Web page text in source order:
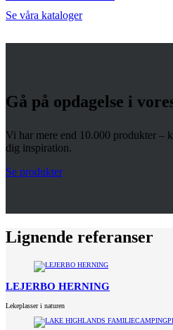
Se våra kataloger
Gå på opdagelse i
Vi har mere end 10.000 produkter –
dig inspiration.
Se produkter
Lignende referanser
LEJERBO HERNING
Lekeplasser i naturen